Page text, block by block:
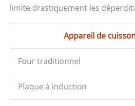
limite drastiquement les
Appareil de
Four traditionnel
Plaque à induction